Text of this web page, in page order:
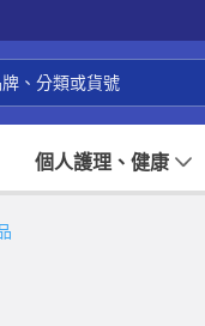
個人護理、健康